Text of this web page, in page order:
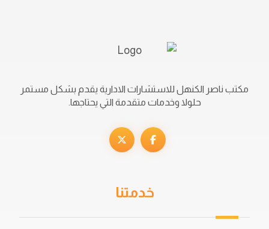
مكتب ناصر الكنهل للاستشارات الادارية يقدم بشكل مستمر
حلولا وخدمات متقدمة التي يحتاجها.
خدمتنا